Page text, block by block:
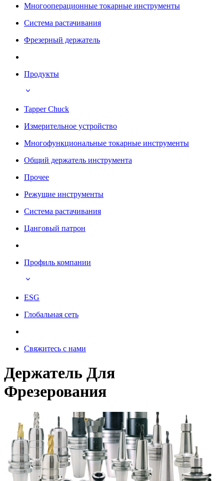
Многооперационные токарные инструменты
Система растачивания
Фрезерный держатель
Продукты
Tapper Chuck
Измерительное устройство
Многофункциональные токарные инструменты
Общий держатель инструмента
Прочее
Режущие инструменты
Система растачивания
Цанговый патрон
Профиль компании
ESG
Глобальная сеть
Свяжитесь с нами
Держатель Для
Фрезерования